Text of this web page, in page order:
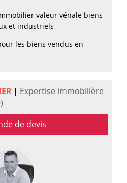
valeur vénale biens
et industriels
les biens vendus en
| Expertise immobilière
de devis